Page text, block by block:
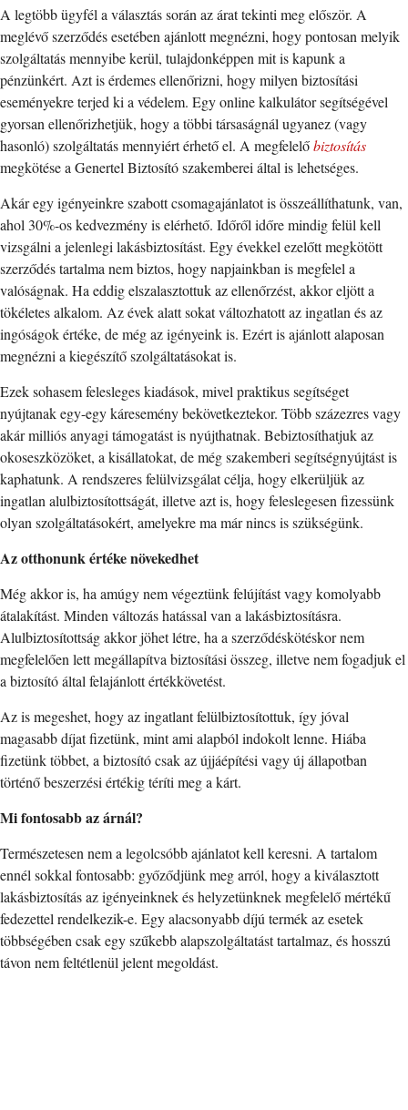
A legtöbb ügyfél a választás során az árat tekinti meg először. A
meglévő szerződés esetében ajánlott megnézni, hogy pontosan melyik
szolgáltatás mennyibe kerül, tulajdonképpen mit is kapunk a
pénzünkért. Azt is érdemes ellenőrizni, hogy milyen biztosítási
eseményekre terjed ki a védelem. Egy online kalkulátor segítségével
gyorsan ellenőrizhetjük, hogy a többi társaságnál ugyanez (vagy
hasonló) szolgáltatás mennyiért érhető el. A megfelelőbiztosítás
megkötése a Genertel Biztosító szakemberei által is lehetséges.
Akár egy igényeinkre szabott csomagajánlatot is összeállíthatunk, van,
ahol 30%-os kedvezmény is elérhető. Időről időre mindig felül kell
vizsgálni a jelenlegi lakásbiztosítást. Egy évekkel ezelőtt megkötött
szerződés tartalma nem biztos, hogy napjainkban is megfelel a
valóságnak. Ha eddig elszalasztottuk az ellenőrzést, akkor eljött a
tökéletes alkalom. Az évek alatt sokat változhatott az ingatlan és az
ingóságok értéke, de még az igényeink is. Ezért is ajánlott alaposan
megnézni a kiegészítő szolgáltatásokat is.
Ezek sohasem felesleges kiadások, mivel praktikus segítséget
nyújtanak egy-egy káresemény bekövetkeztekor. Több százezres vagy
akár milliós anyagi támogatást is nyújthatnak. Bebiztosíthatjuk az
okoseszközöket, a kisállatokat, de még szakemberi segítségnyújtást is
kaphatunk. A rendszeres felülvizsgálat célja, hogy elkerüljük az
ingatlan alulbiztosítottságát, illetve azt is, hogy feleslegesen fizessünk
olyan szolgáltatásokért, amelyekre ma már nincs is szükségünk.
Az otthonunk értéke növekedhet
Még akkor is, ha amúgy nem végeztünk felújítást vagy komolyabb
átalakítást. Minden változás hatással van a lakásbiztosításra.
Alulbiztosítottság akkor jöhet létre, ha a szerződéskötéskor nem
megfelelően lett megállapítva biztosítási összeg, illetve nem fogadjuk el
a biztosító által felajánlott értékkövetést.
Az is megeshet, hogy az ingatlant felülbiztosítottuk, így jóval
magasabb díjat fizetünk, mint ami alapból indokolt lenne. Hiába
fizetünk többet, a biztosító csak az újjáépítési vagy új állapotban
történő beszerzési értékig téríti meg a kárt.
Mi fontosabb az árnál?
Természetesen nem a legolcsóbb ajánlatot kell keresni. A tartalom
ennél sokkal fontosabb: győződjünk meg arról, hogy a kiválasztott
lakásbiztosítás az igényeinknek és helyzetünknek megfelelő mértékű
fedezettel rendelkezik-e. Egy alacsonyabb díjú termék az esetek
többségében csak egy szűkebb alapszolgáltatást tartalmaz, és hosszú
távon nem feltétlenül jelent megoldást.